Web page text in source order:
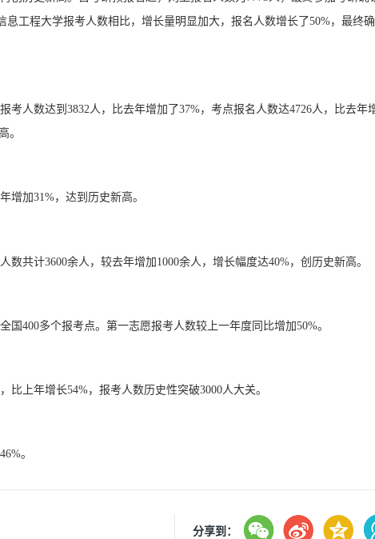
息工程大学报考人数相比，增长量明显加大，报名人数增长了50%，最终
考人数达到3832人，比去年增加了37%，考点报名人数达4726人，比去年
。
增加31%，达到历史新高。
共计3600余人，较去年增加1000余人，增长幅度达40%，创历史新高。
国400多个报考点。第一志愿报考人数较上一年度同比增加50%。
比上年增长54%，报考人数历史性突破3000人大关。
。
分享到：